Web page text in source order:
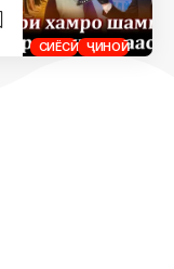
СИЁСӢ ҶИНОӢ